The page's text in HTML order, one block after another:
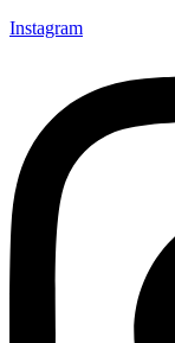
Instagram